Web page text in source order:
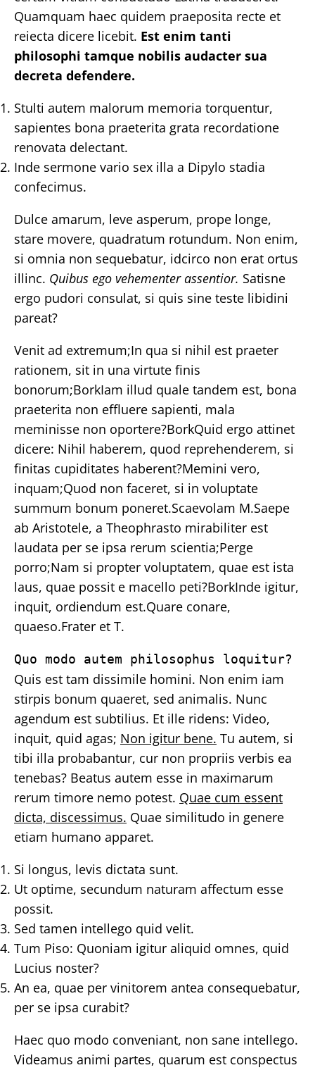
Quamquam haec quidem praeposita recte et
reiecta dicere licebit. Est enim tanti
philosophi tamque nobilis audacter sua
decreta defendere.
Stulti autem malorum memoria torquentur,
sapientes bona praeterita grata recordatione
renovata delectant.
Inde sermone vario sex illa a Dipylo stadia
confecimus.
Dulce amarum, leve asperum, prope longe,
stare movere, quadratum rotundum. Non enim,
si omnia non sequebatur, idcirco non erat ortus
illinc. Quibus ego vehementer assentior. Satisne
ergo pudori consulat, si quis sine teste libidini
pareat?
Venit ad extremum;In qua si nihil est praeter
rationem, sit in una virtute finis
bonorum;BorkIam illud quale tandem est, bona
praeterita non effluere sapienti, mala
meminisse non oportere?BorkQuid ergo attinet
dicere: Nihil haberem, quod reprehenderem, si
finitas cupiditates haberent?Memini vero,
inquam;Quod non faceret, si in voluptate
summum bonum poneret.Scaevolam M.Saepe
ab Aristotele, a Theophrasto mirabiliter est
laudata per se ipsa rerum scientia;Perge
porro;Nam si propter voluptatem, quae est ista
laus, quae possit e macello peti?BorkInde igitur,
inquit, ordiendum est.Quare conare,
quaeso.Frater et T.
Quo modo autem philosophus loquitur?
Quis est tam dissimile homini. Non enim iam
stirpis bonum quaeret, sed animalis. Nunc
agendum est subtilius. Et ille ridens: Video,
inquit, quid agas; Non igitur bene. Tu autem, si
tibi illa probabantur, cur non propriis verbis ea
tenebas? Beatus autem esse in maximarum
rerum timore nemo potest. Quae cum essent
dicta, discessimus. Quae similitudo in genere
etiam humano apparet.
Si longus, levis dictata sunt.
Ut optime, secundum naturam affectum esse
possit.
Sed tamen intellego quid velit.
Tum Piso: Quoniam igitur aliquid omnes, quid
Lucius noster?
An ea, quae per vinitorem antea consequebatur,
per se ipsa curabit?
Haec quo modo conveniant, non sane intellego.
Videamus animi partes, quarum est conspectus